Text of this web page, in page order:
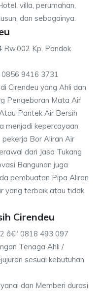
villa, perumahan,
dan sebagainya.
Rw.002 Kp. Pondok
9416 3731
Cirendeu yang Ahli dan
Pengeboran Mata Air
Pantek Air Bersih
menjadi kepercayaan
Bor Aliran Air
dari Jasa Tukang
Bangunan juga
pembuatan Pipa Aliran
yang terbaik atau tidak
Cirendeu
â€“ 0818 493 097
Tenaga Ahli /
sesuai kebutuhan
dan Memberi durasi